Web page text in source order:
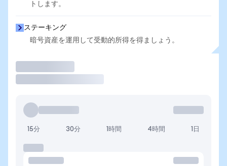
トします。
ステーキング
暗号資産を運用して受動的所得を得ましょう。
15分 30分 1時間 4時間 1日